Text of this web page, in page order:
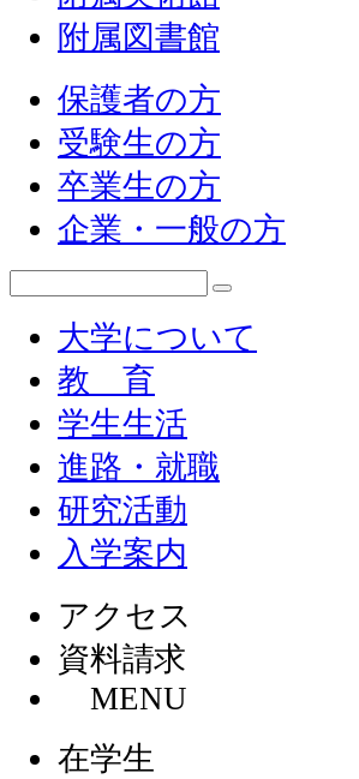
附属図書館
保護者の方
受験生の方
卒業生の方
企業・一般の方
大学について
教 育
学生生活
進路・就職
研究活動
入学案内
アクセス
資料請求
MENU
在学生